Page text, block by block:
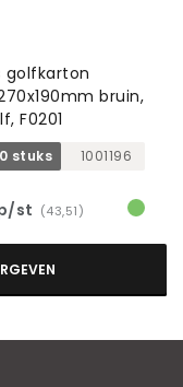
golfkarton
bruin,
F0201
stuks 1001196
st (43,51)